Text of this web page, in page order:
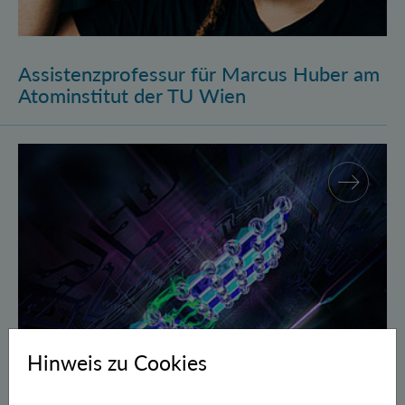
Assistenzprofessur für Marcus Huber am
Atominstitut der TU Wien
Gegen Fehler geschützte Quantenbits verschränkt
Hinweis zu Cookies